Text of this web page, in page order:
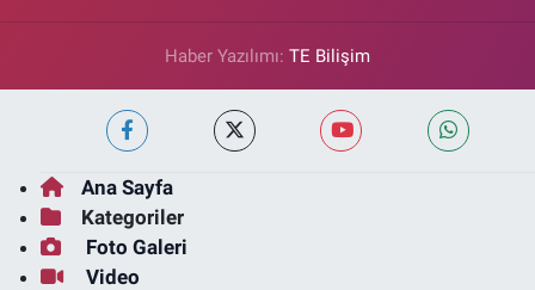
Haber Yazılımı: TE Bilişim
Ana Sayfa
Kategoriler
Foto Galeri
Video